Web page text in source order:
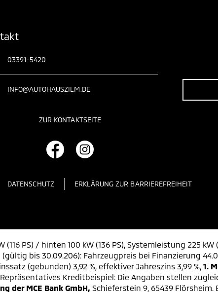
03391-5420
INFO@AUTOHAUSZILM.DE
ZUR KONTAKTSEITE
DATENSCHUTZ ERKLÄRUNG ZUR BARRIEREFREIHEIT
PS) / hinten 100 kW (136 PS), Systemleistung 225 kW
bis 30.09.206): Fahrzeugpreis bei Finanzierung
(gebunden) 3,92 %, effektiver Jahreszins 3,99 %, 1.
Kreditbeispiel: Die Angaben stellen
der MCE Bank GmbH, Schieferstein 9, 65439